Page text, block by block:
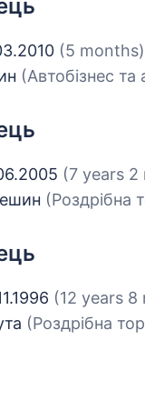
(5 months)
(Автобізнес та
(7 years 2
(Роздрібна
(12 years 8
(Роздрібна